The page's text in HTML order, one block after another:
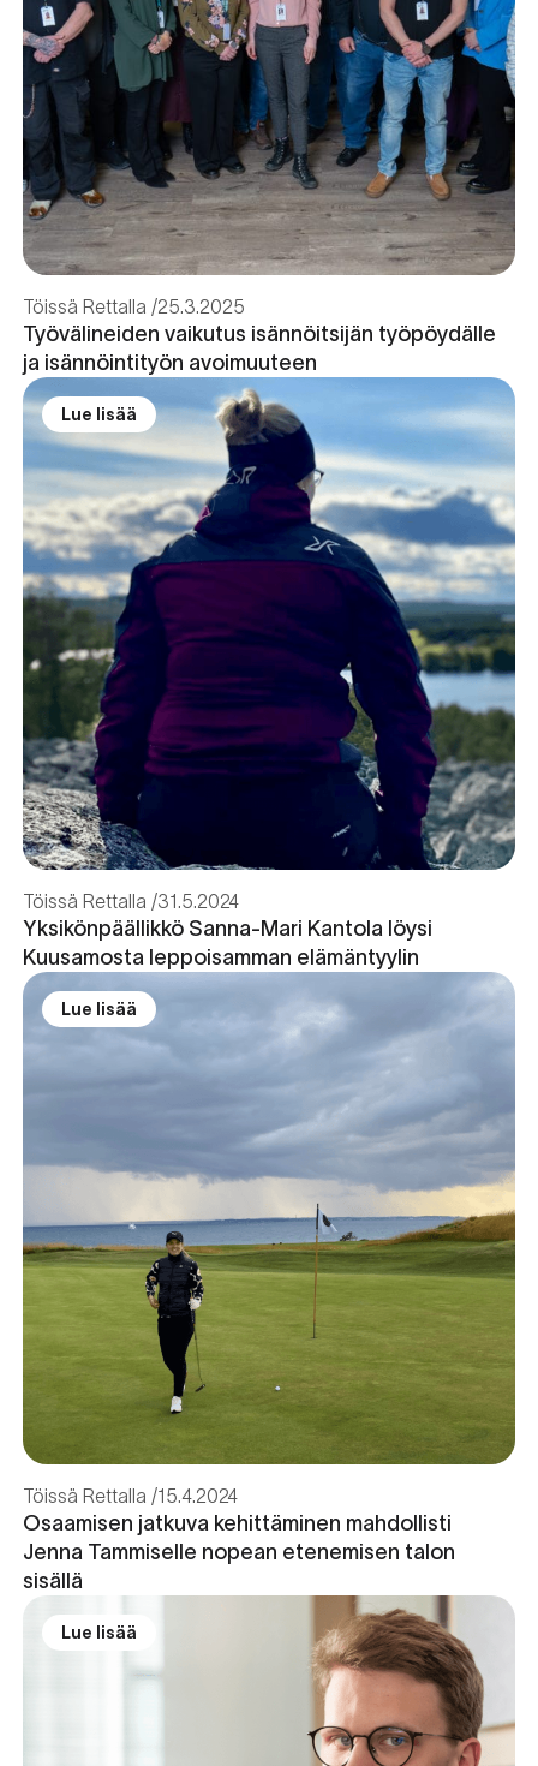
Töissä Rettalla 25.3.2025
Työvälineiden vaikutus isännöitsijän työpöydälle
ja isännöintityön avoimuuteen
Lue lisää
Töissä Rettalla 31.5.2024
Yksikönpäällikkö Sanna-Mari Kantola löysi
Kuusamosta leppoisamman elämäntyylin
Lue lisää
Töissä Rettalla 15.4.2024
Osaamisen jatkuva kehittäminen mahdollisti
Jenna Tammiselle nopean etenemisen talon
sisällä
Lue lisää